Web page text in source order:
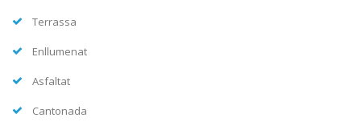
Terrassa
Enllumenat
Asfaltat
Cantonada